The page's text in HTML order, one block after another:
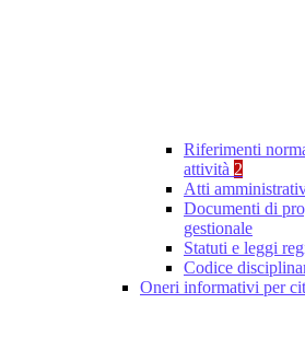
Riferimenti
attività 2
Atti
Documenti di
gestionale
Statuti e leggi
Codice
Oneri informativi per